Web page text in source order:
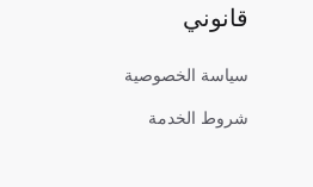
قانوني
سياسة الخصوصية
شروط الخدمة